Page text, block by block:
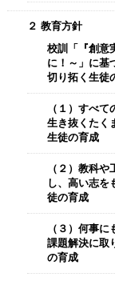
２ 教育方針
校訓「『創意
に！～」に基
切り拓く生徒
（１）すべ
生き抜くたく
生徒の育成
（２）教科
し、高い志を
徒の育成
（３）何事
課題解決に取
の育成